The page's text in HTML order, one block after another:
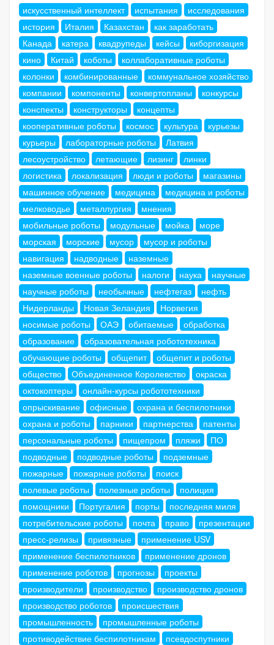
искусственный интеллект
испытания
исследования
история
Италия Казахстан
как заработать
Канада
катера квадрупеды кейсы
киборгизация
кино
Китай коботы
коллаборативные роботы
колонки
комбинированные
коммунальное хозяйство
компании
компоненты конвертопланы
конкурсы
конспекты
конструкторы
концепты
кооперативные роботы
космос культура
курьезы
курьеры
лабораторные роботы
Латвия
лесоустройство
летающие лизинг
линки
логистика
локализация люди и роботы
магазины
машинное обучение
медицина
медицина и роботы
мелководье
металлургия
мнения
мобильные роботы
модульные мойка
море
морская
морские мусор
мусор и роботы
навигация
надводные
наземные
наземные военные роботы
налоги наука
научные
научные роботы
необычные нефтегаз
нефть
Нидерланды
Новая Зеландия
Норвегия
носимые роботы
ОАЭ обитаемые
обработка
образование
образовательная робототехника
обучающие роботы
общепит
общепит и роботы
общество
Объединенное Королевство
окраска
октокоптеры
онлайн-курсы робототехники
опрыскивание
офисные
охрана и беспилотники
охрана и роботы
парники партнерства
патенты
персональные роботы
пищепром пляжи
ПО
подводные
подводные роботы
подземные
пожарные
пожарные роботы
поиск
полевые роботы
полезные роботы
полиция
помощники
Португалия порты
последняя миля
потребительские роботы
почта право
презентации
пресс-релизы
привязные
применение USV
применение беспилотников
применение дронов
применение роботов
прогнозы
проекты
производители
производство
производство дронов
производство роботов
происшествия
промышленность
промышленные роботы
противодействие беспилотникам
псевдоспутники